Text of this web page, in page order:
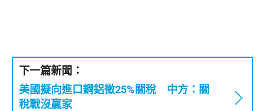
下一篇新聞：
美國擬向進口鋼鋁徵25%關稅 中方：關
稅戰沒贏家